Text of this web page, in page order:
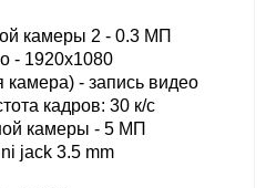
камеры 2 - 0.3 МП
- 1920x1080
- запись видео
кадров: 30 к/с
камеры - 5 МП
jack 3.5 mm